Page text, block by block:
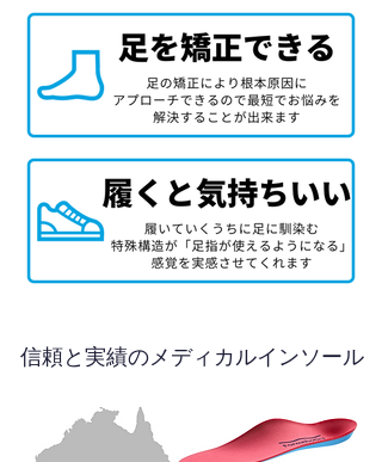
信頼と実績のメディカルインソール